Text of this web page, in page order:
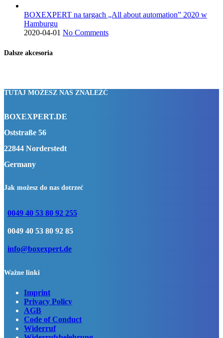
BOXEXPERT na targach „All about automation” 2020 w
Hamburgu
2020-04-01 No Comments
Dalsze akcesoria
TUTAJ MOŻESZ NAS ZNALEŹĆ
BOXEXPERT.DE
Oststraße 56
22844 Norderstedt
Germany
Jak możesz do nas dotrzeć
0049 40 53 80 92 255
0049 40 53 80 92 85
info@boxexpert.de
Ważne linki
Imprint
Privacy Policy
AGB
Code of Conduct
Widerruf